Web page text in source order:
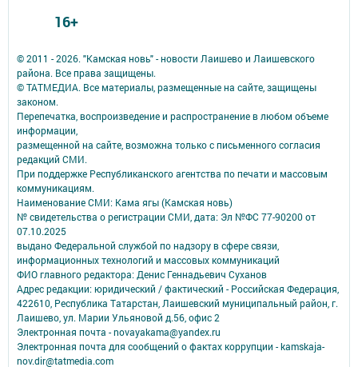
© 2011 - 2026. "Камская новь" - новости Лаишево и Лаишевского
района. Все права защищены.
© ТАТМЕДИА. Все материалы, размещенные на сайте, защищены
законом.
Перепечатка, воспроизведение и распространение в любом объеме
информации,
размещенной на сайте, возможна только с письменного согласия
редакций СМИ.
При поддержке Республиканского агентства по печати и массовым
коммуникациям.
Наименование СМИ: Кама ягы (Камская новь)
№ свидетельства о регистрации СМИ, дата: Эл №ФC 77-90200 от
07.10.2025
выдано Федеральной службой по надзору в сфере связи,
информационных технологий и массовых коммуникаций
ФИО главного редактора: Денис Геннадьевич Суханов
Адрес редакции: юридический / фактический - Российская Федерация,
422610, Республика Татарстан, Лаишевский муниципальный район, г.
Лаишево, ул. Марии Ульяновой д.56, офис 2
Электронная почта - novayakama@yandex.ru
Электронная почта для сообщений о фактах коррупции - kamskaja-
nov.dir@tatmedia.com
16+